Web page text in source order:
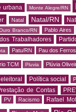
urbana Monte Alegre/RN
Natal Natal/RN
Branco/RN Pablo Aires
Trabalhadores
Patu/RN Pau dos
TCM Pluvia Plúvia
Política social
de Contas
PV Racismo Rafael